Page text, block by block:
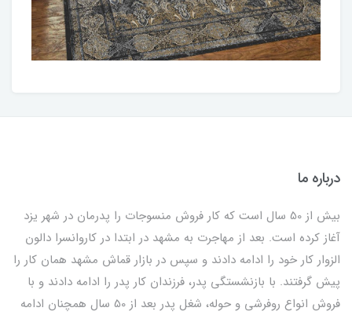
درباره ما
بیش از 50 سال است که کار فروش منسوجات را پدرمان در شهر یزد
آغاز کرده است. بعد از مهاجرت به مشهد در ابتدا در کاروانسرا دالون
الزوار کار خود را ادامه دادند و سپس در بازار قماش مشهد همان کار را
پیش گرفتند. با بازنشستگی پدر، فرزندان کار پدر را ادامه دادند و با
فروش انواع روفرشی و حوله، شغل پدر بعد از 50 سال همچنان ادامه